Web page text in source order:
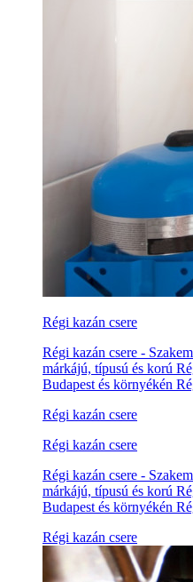
Régi kazán csere
Régi kazán csere -
márkájú, típusú és korú
Budapest és környékén
Régi kazán csere
Régi kazán csere
Régi kazán csere -
márkájú, típusú és korú
Budapest és környékén
Régi kazán csere